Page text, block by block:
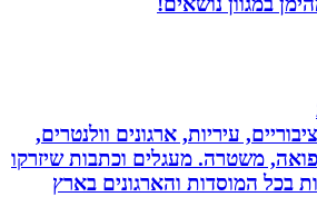
עיריות, ארגונים וולנטרים,
משטרה. מעגלים וכתבות שיזרקו
המוסדות והארגונים בארץ